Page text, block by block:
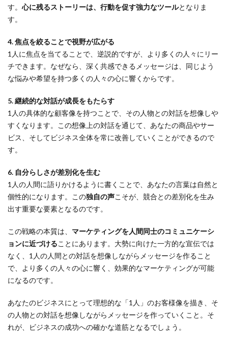
す。 心に残るストーリーは、行動を促す強力なツールとなりま
す。
4. 焦点を絞ることで視野が広がる
1人に焦点を当てることで、逆説的ですが、より多くの人々にリー
チできます。なぜなら、深く共感できるメッセージは、同じよう
な悩みや希望を持つ多くの人々の心に響くからです。
5. 継続的な対話が成長をもたらす
1人の具体的な顧客像を持つことで、その人物との対話を想像しや
すくなります。この想像上の対話を通じて、あなたの商品やサー
ビス、そしてビジネス全体を常に改善していくことができるので
す。
6. 自分らしさが差別化を生む
1人の人間に語りかけるように書くことで、あなたの言葉は自然と
個性的になります。この独自の声こそが、競合との差別化を生み
出す重要な要素となるのです。
この戦略の本質は、 マーケティングを人間同士のコミュニケーシ
ョンに近づけることにあります。大勢に向けた一方的な宣伝では
なく、1人の人間との対話を想像しながらメッセージを作ること
で、より多くの人々の心に響く、効果的なマーケティングが可能
になるのです。
あなたのビジネスにとって理想的な「1人」のお客様像を描き、そ
の人物との対話を想像しながらメッセージを作っていくこと。そ
れが、ビジネスの成功への確かな道筋となるでしょう。